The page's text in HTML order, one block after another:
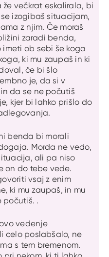
že večkrat eskalirala, bi
izogibaš situacijam,
z njim. Če moraš
zaradi benda,
imeti ob sebi še koga
ki mu zaupaš in ki
če bi šlo
je, da si v
da se ne počutiš
kjer bi lahko prišlo do
benda bi morali
Morda ne vedo,
ali pa niso
on do tebe vede.
vsaj z enim
ki mu zaupaš, in mu
počutiš. .
vedenje
celo poslabšalo, ne
s tem bremenom.